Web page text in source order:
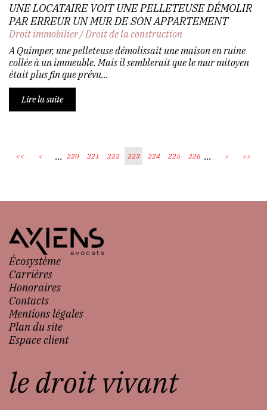
UNE LOCATAIRE VOIT UNE PELLETEUSE DÉMOLIR
PAR ERREUR UN MUR DE SON APPARTEMENT
Droit immobilier/Droit de la construction
A Quimper, une pelleteuse démolissait une maison en ruine
collée à un immeuble. Mais il semblerait que le mur mitoyen
était plus fin que prévu...
Lire la suite
<< < ... 220 221 222 223 224 225 226 ... > >>
Écosystème
Carrières
Honoraires
Contacts
Mentions légales
Plan du site
Espace client
le droit vivant